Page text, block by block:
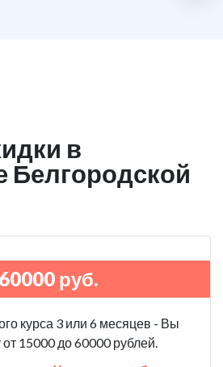
в
Белгородской
руб.
курса 3 или 6 месяцев - Вы
от 15000 до 60000 рублей.